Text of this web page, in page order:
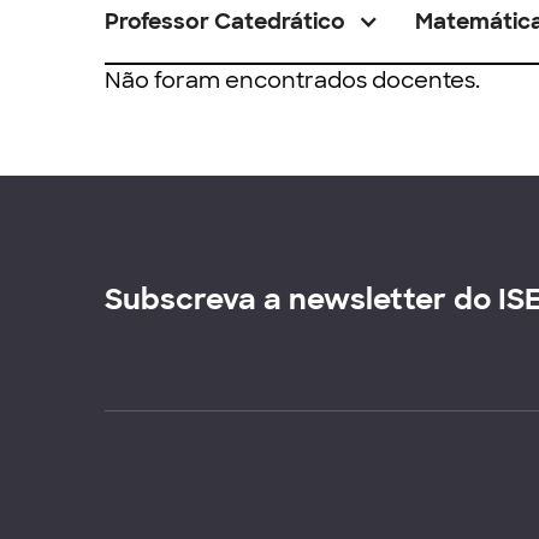
Professor Catedrático
Não foram encontrados docentes.
Subscreva a newsletter do